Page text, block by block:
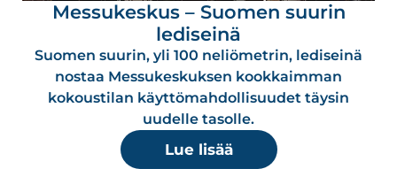
Messukeskus – Suomen suurin
lediseinä
Suomen suurin, yli 100 neliömetrin, lediseinä
nostaa Messukeskuksen kookkaimman
kokoustilan käyttömahdollisuudet täysin
uudelle tasolle.
Lue lisää